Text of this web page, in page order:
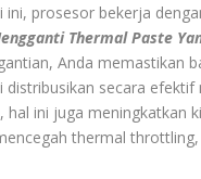
prosesor bekerja
Thermal Paste
Anda memastikan
secara
ini juga meningkatkan
thermal